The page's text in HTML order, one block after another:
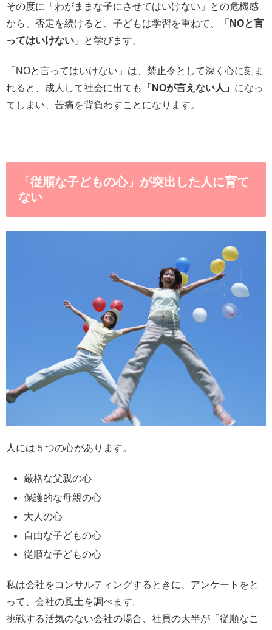
その度に「わがままな子にさせてはいけない」との危機感
から、否定を続けると、子どもは学習を重ねて、
「NOと言
ってはいけない」
と学びます。
「NOと言ってはいけない」は、禁止令として深く心に刻ま
れると、成人して社会に出ても
「NOが言えない人」 になっ
てしまい、苦痛を背負わすことになります。
「従順な子どもの心」が突出した人に育て
ない
人には５つの心があります。
厳格な父親の心
保護的な母親の心
大人の心
自由な子どもの心
従順な子どもの心
私は会社をコンサルティングするときに、アンケートをと
って、会社の風土を調べます。
挑戦する活気のない会社の場合、社員の大半が「従順なこ